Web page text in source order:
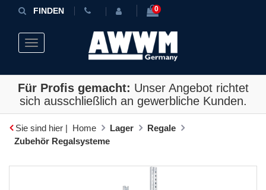
FINDEN 0
Toggle navigation
Für Profis gemacht: Unser Angebot richtet
sich ausschließlich an gewerbliche Kunden.
Sie sind hier | Home Lager
Regale
Zubehör Regalsysteme